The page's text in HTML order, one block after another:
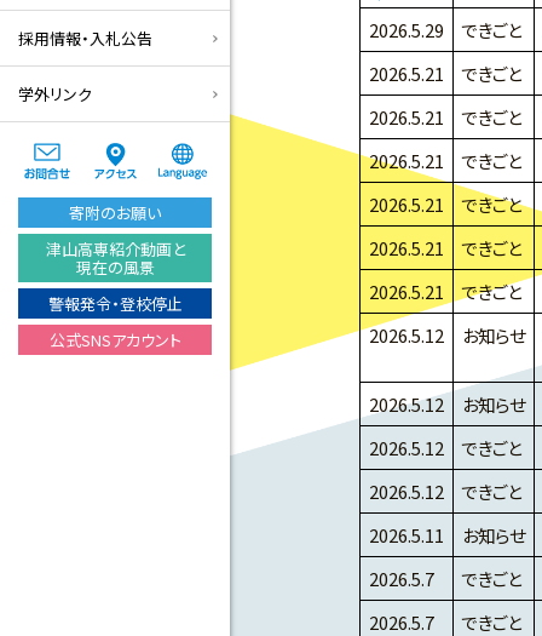
採用情報・入札公告
学外リンク
寄附のお願い
津山高専紹介動画と
現在の風景
警報発令・登校停止
公式SNSアカウント
2026.5.29
できごと
2026.5.21
できごと
2026.5.21
できごと
2026.5.21
できごと
2026.5.21
できごと
2026.5.21
できごと
2026.5.21
できごと
2026.5.12
お知らせ
2026.5.12
お知らせ
2026.5.12
できごと
2026.5.12
できごと
2026.5.11
お知らせ
2026.5.7
できごと
2026.5.7
できごと